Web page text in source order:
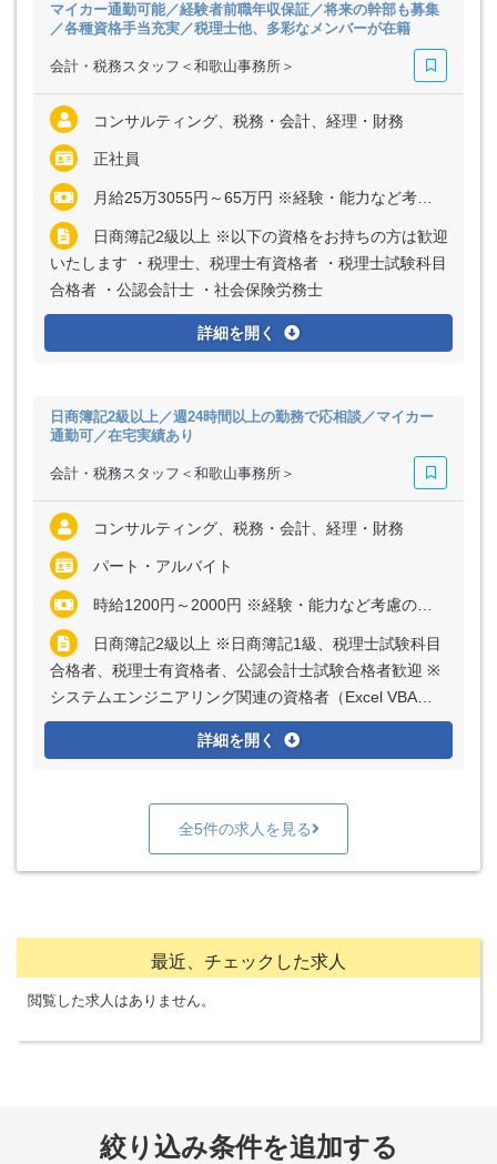
マイカー通勤可能／経験者前職年収保証／将来の幹部も募集
／各種資格手当充実／税理士他、多彩なメンバーが在籍
会計・税務スタッフ＜和歌山事務所＞
コンサルティング、税務・会計、経理・財務
正社員
月給25万3055円～65万円 ※経験・能力など考慮の上、決定いたします ※上記に固定残業代（月40時間分＝5万8850円～15万1000円）を含む ※超過分は別途全額支給
日商簿記2級以上 ※以下の資格をお持ちの方は歓迎
いたします ・税理士、税理士有資格者 ・税理士試験科目
合格者 ・公認会計士 ・社会保険労務士
詳細を開く
日商簿記2級以上／週24時間以上の勤務で応相談／マイカー
通勤可／在宅実績あり
会計・税務スタッフ＜和歌山事務所＞
コンサルティング、税務・会計、経理・財務
パート・アルバイト
時給1200円～2000円 ※経験・能力など考慮の上、決定いたします
日商簿記2級以上 ※日商簿記1級、税理士試験科目
合格者、税理士有資格者、公認会計士試験合格者歓迎 ※
システムエンジニアリング関連の資格者（Excel VBAス
タンダード／エキスパートなど）、歓迎 普通自動車免許
詳細を開く
全5件の求人を見る
最近、チェックした求人
閲覧した求人はありません。
絞り込み条件を追加する